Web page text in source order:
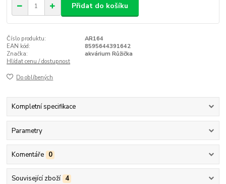
Přidat do košíku
Číslo produktu:
AR164
EAN kód:
8595644391642
Značka:
akvárium Růžička
Hlídat cenu / dostupnost
Do oblíbených
Kompletní specifikace
Parametry
Komentáře 0
Související zboží 4